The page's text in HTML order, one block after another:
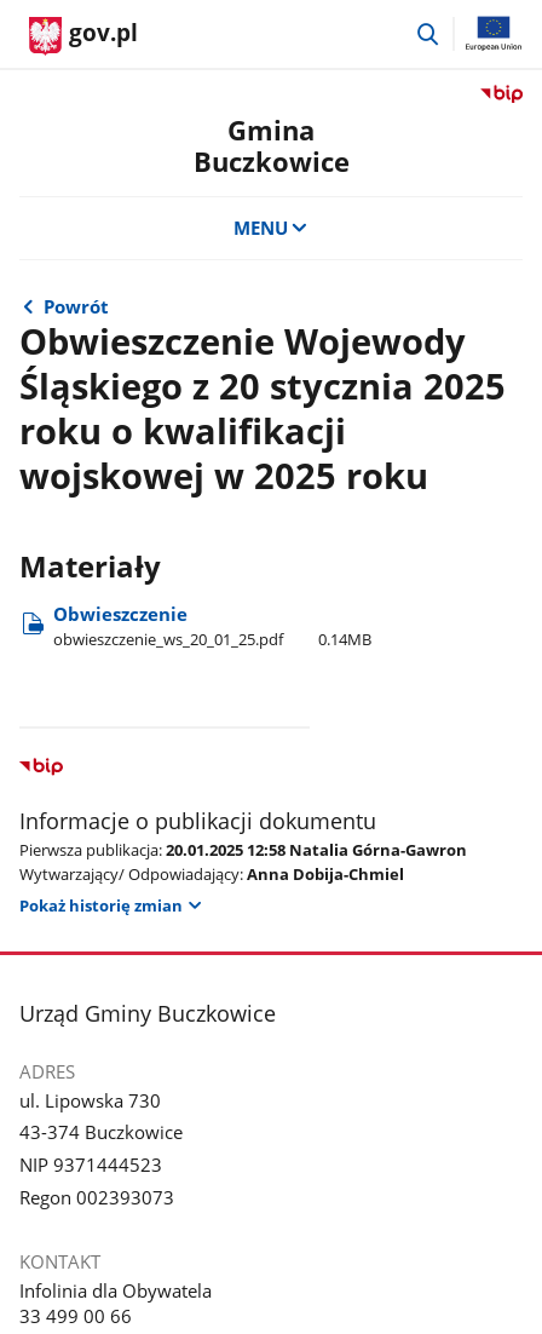
gov.pl
przejdź
Przejdź
Gmina
Buczkowice
MENU
Powrót
Obwieszczenie Wojewody
Śląskiego z 20 stycznia 2025
roku o kwalifikacji
wojskowej w 2025 roku
Materiały
Obwieszczenie
obwieszczenie​_ws​_20​_01​_25.pdf 0.14MB
Informacje o publikacji dokumentu
Pierwsza publikacja:20.01.2025 12:58 Natalia Górna-Gawron
Wytwarzający/ Odpowiadający:Anna Dobija-Chmiel
Pokaż historię zmian
stopka
Urząd Gminy Buczkowice
ADRES
ul. Lipowska 730
43-374 Buczkowice
NIP 9371444523
Regon 002393073
KONTAKT
Infolinia dla Obywatela
33 499 00 66